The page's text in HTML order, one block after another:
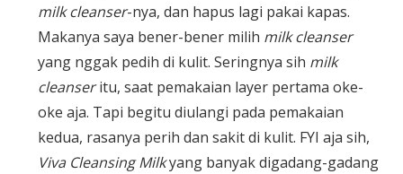
milk cleanser-nya, dan hapus lagi pakai kapas.
Makanya saya bener-bener milih milk cleanser
yang nggak pedih di kulit. Seringnya sih milk
cleanseritu, saat pemakaian layer pertama oke-
oke aja. Tapi begitu diulangi pada pemakaian
kedua, rasanya perih dan sakit di kulit. FYI aja sih,
Viva Cleansing Milkyang banyak digadang-gadang